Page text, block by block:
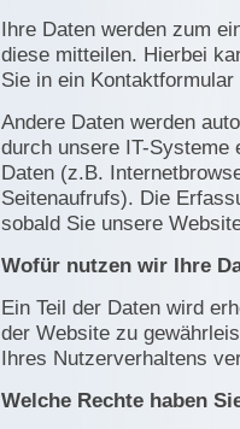
Ihre Daten werden zum
diese mitteilen. Hierbei
Sie in ein Kontaktformular
Andere Daten werden
durch unsere IT-
Daten (z.B.
Seitenaufrufs). Die
sobald Sie unsere
Wofür nutzen wir Ihre
Ein Teil der Daten wird
der Website zu
Ihres Nutzerverhaltens
Welche Rechte haben